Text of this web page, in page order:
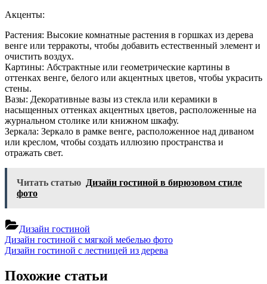
Акценты:
Растения: Высокие комнатные растения в горшках из дерева
венге или терракоты, чтобы добавить естественный элемент и
очистить воздух.
Картины: Абстрактные или геометрические картины в
оттенках венге, белого или акцентных цветов, чтобы украсить
стены.
Вазы: Декоративные вазы из стекла или керамики в
насыщенных оттенках акцентных цветов, расположенные на
журнальном столике или книжном шкафу.
Зеркала: Зеркало в рамке венге, расположенное над диваном
или креслом, чтобы создать иллюзию пространства и
отражать свет.
Читать статью Дизайн гостиной в бирюзовом стиле
фото
Дизайн гостиной
Навигация
по
записям
Previous
Post:
Дизайн гостиной с мягкой мебелью фото
Next
Дизайн гостиной с лестницей из дерева
Похожие статьи